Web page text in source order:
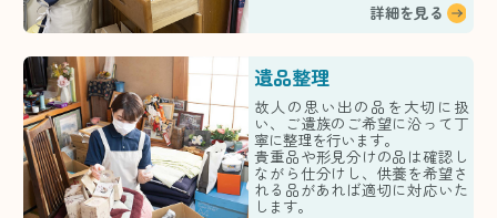
詳細を見る
遺品整理
故人の思い出の品を大切に扱
い、ご遺族のご希望に沿って丁
寧に整理を行います。
貴重品や形見分けの品は確認し
ながら仕分けし、供養を希望さ
れる品があれば適切に対応いた
します。